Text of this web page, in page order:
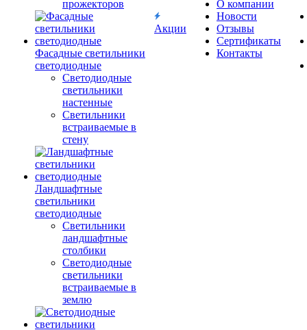
прожекторов
Фасадные светильники
светодиодные
Светодиодные
светильники
настенные
Светильники
встраиваемые в
стену
Ландшафтные
светильники
светодиодные
Светильники
ландшафтные
столбики
Светодиодные
светильники
встраиваемые в
землю
Акции
О компании
Новости
Отзывы
Сертификаты
Контакты